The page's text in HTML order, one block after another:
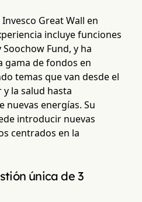
Great Wall en
incluye funciones
Fund, y ha
gama de fondos en
temas que van desde el
la salud hasta
nuevas energías. Su
introducir nuevas
centrados en la
única de 3